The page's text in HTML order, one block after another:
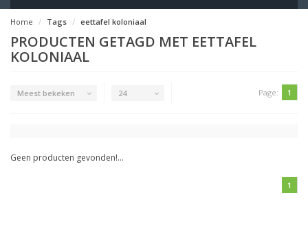
Home Tags eettafel koloniaal
PRODUCTEN GETAGD MET EETTAFEL
KOLONIAAL
Meest bekeken 24 Page: 1
Geen producten gevonden!...
1